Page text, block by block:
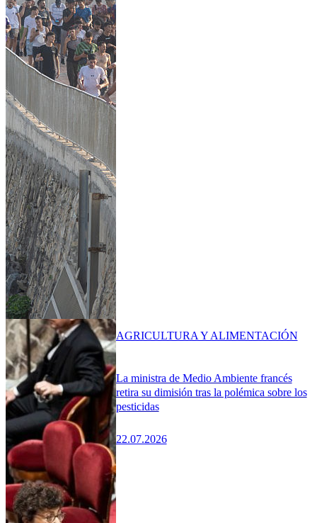
La ministra de Medio Ambiente francés
retira su dimisión tras la polémica sobre los
pesticidas
22.07.2026
AGRICULTURA Y ALIMENTACIÓN